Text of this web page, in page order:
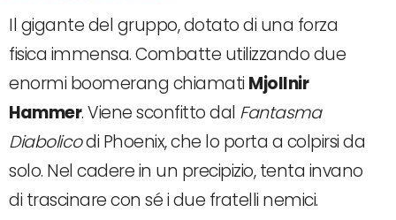
Il gigante del gruppo, dotato di una forza
fisica immensa. Combatte utilizzando due
enormi boomerang chiamati Mjollnir
Hammer. Viene sconfitto dal Fantasma
Diabolicodi Phoenix, che lo porta a colpirsi da
solo. Nel cadere in un precipizio, tenta invano
di trascinare con sé i due fratelli nemici.